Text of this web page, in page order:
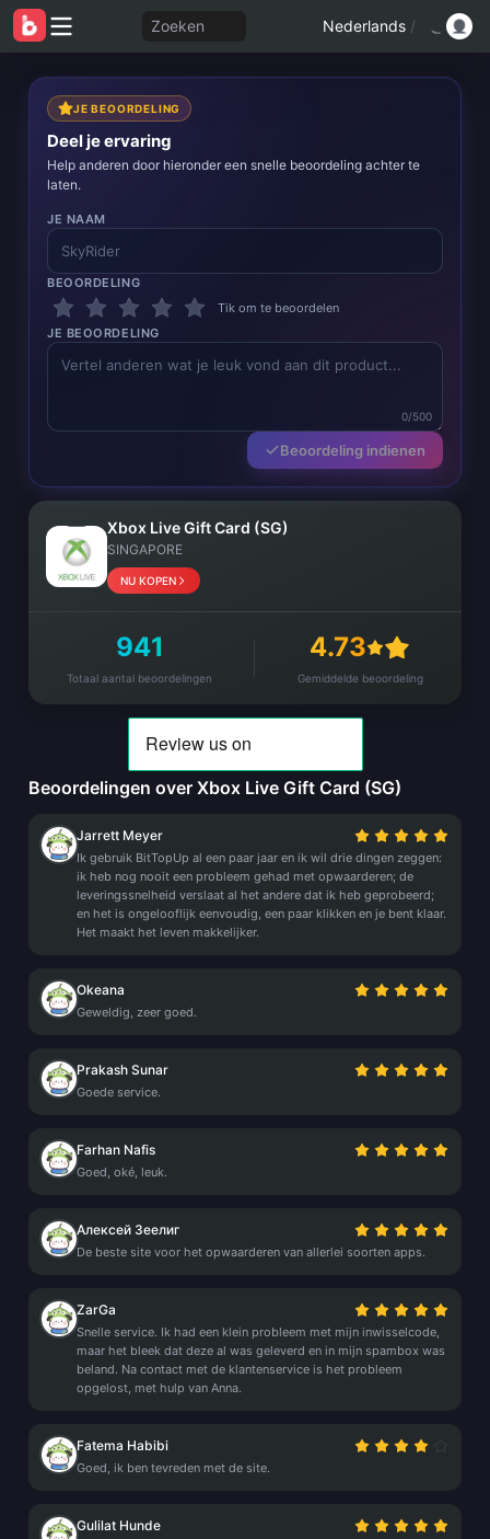
Zoeken Nederlands /
JE BEOORDELING
Deel je ervaring
Help anderen door hieronder een snelle beoordeling achter te
laten.
JE NAAM
BEOORDELING
Tik om te beoordelen
JE BEOORDELING
0/500
Beoordeling indienen
Xbox Live Gift Card (SG)
SINGAPORE
NU KOPEN
941
Totaal aantal beoordelingen
4.73
Gemiddelde beoordeling
Beoordelingen over Xbox Live Gift Card (SG)
Jarrett Meyer
Ik gebruik BitTopUp al een paar jaar en ik wil drie dingen zeggen:
ik heb nog nooit een probleem gehad met opwaarderen; de
leveringssnelheid verslaat al het andere dat ik heb geprobeerd;
en het is ongelooflijk eenvoudig, een paar klikken en je bent klaar.
Het maakt het leven makkelijker.
Okeana
Geweldig, zeer goed.
Prakash Sunar
Goede service.
Farhan Nafis
Goed, oké, leuk.
Алексей Зеелиг
De beste site voor het opwaarderen van allerlei soorten apps.
ZarGa
Snelle service. Ik had een klein probleem met mijn inwisselcode,
maar het bleek dat deze al was geleverd en in mijn spambox was
beland. Na contact met de klantenservice is het probleem
opgelost, met hulp van Anna.
Fatema Habibi
Goed, ik ben tevreden met de site.
Gulilat Hunde